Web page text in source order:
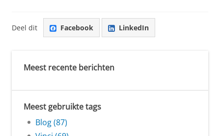
Deel dit Facebook LinkedIn
Meest recente berichten
Meest gebruikte tags
Blog (87)